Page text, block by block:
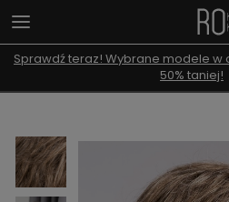
Sprawdź teraz! Wybrane modele
50% taniej!